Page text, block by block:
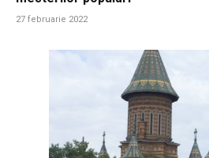
27 februarie 2022